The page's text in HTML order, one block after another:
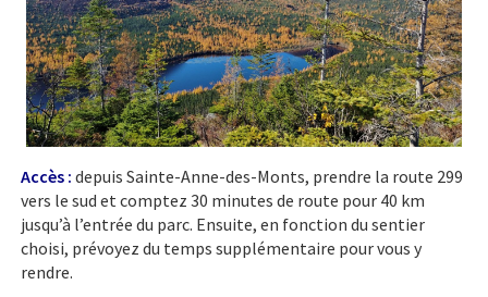
Accès : depuis Sainte-Anne-des-Monts, prendre la route 299
vers le sud et comptez 30 minutes de route pour 40 km
jusqu’à l’entrée du parc. Ensuite, en fonction du sentier
choisi, prévoyez du temps supplémentaire pour vous y
rendre.